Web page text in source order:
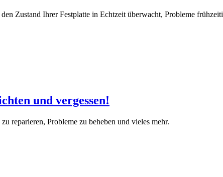
Zustand Ihrer Festplatte in Echtzeit überwacht, Probleme
und vergessen!
reparieren, Probleme zu beheben und vieles mehr.